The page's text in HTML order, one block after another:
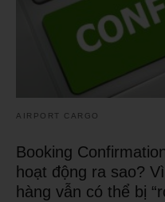
AIRPORT CARGO
Booking
hoạt động ra sao?
hàng vẫn có thể bị